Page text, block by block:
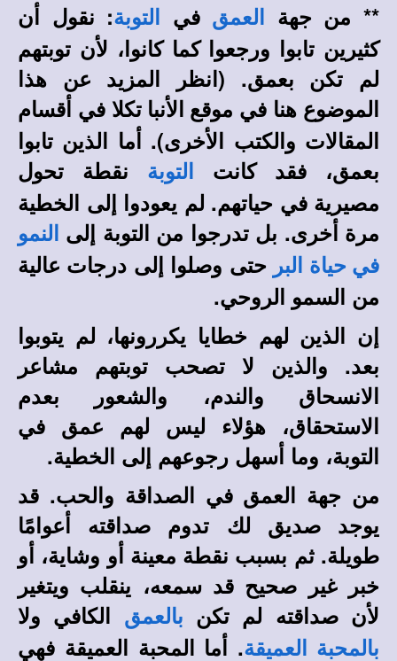
** من جهة العمق في التوبة: نقول أن
كثيرين تابوا ورجعوا كما كانوا، لأن توبتهم
لم تكن بعمق. (انظر المزيد عن هذا
الموضوع هنا في موقع الأنبا تكلا في أقسام
المقالات والكتب الأخرى).أما الذين تابوا
بعمق، فقد كانت
التوبة
نقطة تحول
مصيرية في حياتهم. لم يعودوا إلى الخطية
مرة أخرى. بل تدرجوا من التوبة إلى
النمو
في حياة البر حتى وصلوا إلى درجات عالية
من السمو الروحي.
إن الذين لهم خطايا يكررونها، لم يتوبوا
بعد. والذين لا تصحب توبتهم مشاعر
الانسحاق والندم، والشعور بعدم
الاستحقاق، هؤلاء ليس لهم عمق في
التوبة، وما أسهل رجوعهم إلى الخطية.
من جهة العمق في الصداقة والحب. قد
يوجد صديق لك تدوم صداقته أعوامًا
طويلة. ثم بسبب نقطة معينة أو وشاية، أو
خبر غير صحيح قد سمعه، ينقلب ويتغير
لأن صداقته لم تكن
بالعمق الكافي ولا
بالمحبة العميقة. أما المحبة العميقة فهي